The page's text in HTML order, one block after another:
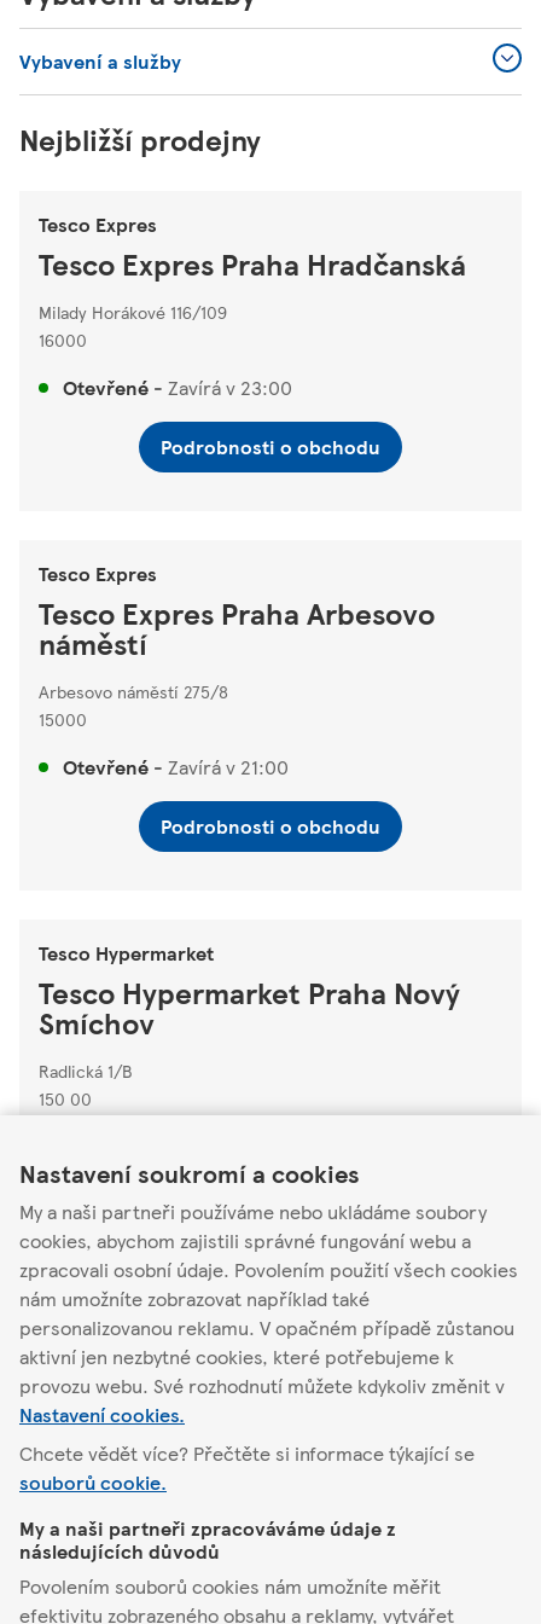
Nastavení soukromí a cookies
My a naši partneři používáme nebo ukládáme soubory
cookies, abychom zajistili správné fungování webu a
zpracovali osobní údaje. Povolením použití všech cookies
nám umožníte zobrazovat například také
personalizovanou reklamu. V opačném případě zůstanou
aktivní jen nezbytné cookies, které potřebujeme k
provozu webu. Své rozhodnutí můžete kdykoliv změnit v
Nastavení cookies.
Chcete vědět více? Přečtěte si informace týkající se
souborů cookie.
My a naši partneři zpracováváme údaje z
následujících důvodů
Povolením souborů cookies nám umožníte měřit
efektivitu zobrazeného obsahu a reklamy, vytvářet
Vybavení a služby
Nejbližší prodejny
Tesco Expres
Tesco Expres Praha Hradčanská
Milady Horákové 116/109
16000
Otevřené - Zavírá v 23:00
Podrobnosti o obchodu
Tesco Expres
Tesco Expres Praha Arbesovo
náměstí
Arbesovo náměstí 275/8
15000
Otevřené - Zavírá v 21:00
Podrobnosti o obchodu
Tesco Hypermarket
Tesco Hypermarket Praha Nový
Smíchov
Radlická 1/B
150 00
Podrobnosti o
obchodu
Akční nabídka
Najít jiný obchod
Praha Na pískách 1815/29a
Tesco
Pomůžeme vám